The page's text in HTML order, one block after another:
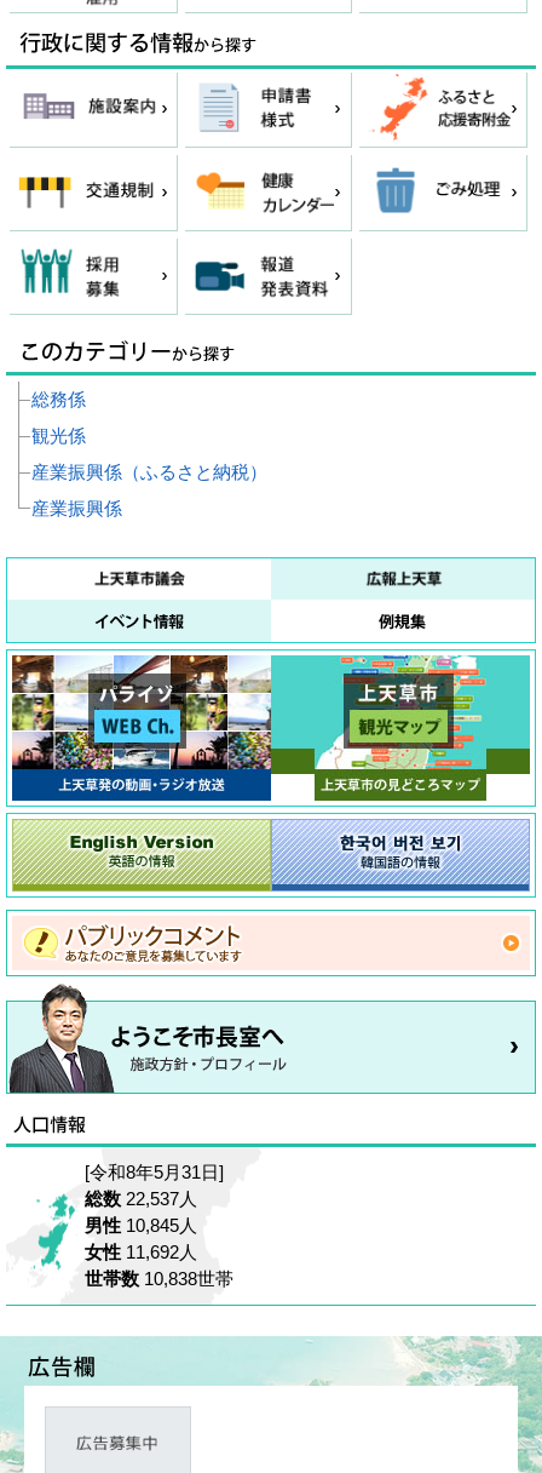
総務係
観光係
産業振興係（ふるさと納税）
産業振興係
[令和8年5月31日]
総数 22,537人
男性 10,845人
女性 11,692人
世帯数 10,838世帯